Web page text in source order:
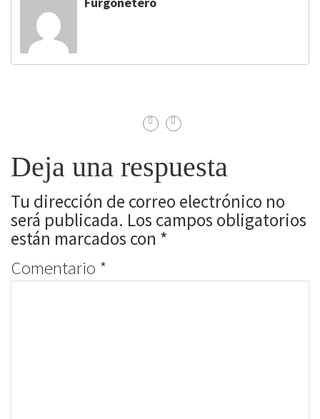
Deja una respuesta
Tu dirección de correo electrónico no
será publicada. Los campos obligatorios
están marcados con *
Comentario *